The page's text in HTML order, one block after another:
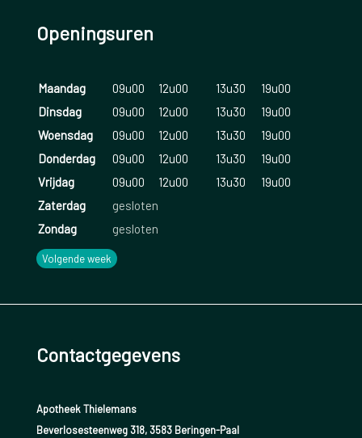
Openingsuren
Maandag 09u00 12u00 13u30
19u00
Dinsdag
09u00 12u00 13u30
19u00
Woensdag
09u00 12u00 13u30
19u00
Donderdag
09u00 12u00 13u30
19u00
Vrijdag
09u00 12u00 13u30
19u00
Zaterdag
gesloten
Zondag
gesloten
Volgende week
Contactgegevens
Apotheek Thielemans
Beverlosesteenweg 318, 3583 Beringen-Paal